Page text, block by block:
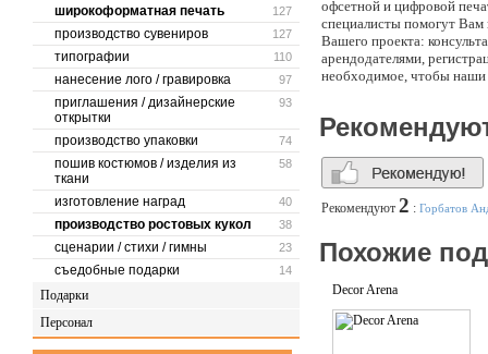
127
широкоформатная печать
127
производство сувениров
110
типографии
97
нанесение лого / гравировка
93
приглашения / дизайнерские
открытки
74
производство упаковки
58
пошив костюмов / изделия из
ткани
40
изготовление наград
38
производство ростовых кукол
23
сценарии / стихи / гимны
14
съедобные подарки
Подарки
Персонал
офсетной и цифровой
специалисты помогут Вам
Вашего проекта:
арендодателями,
необходимое, чтобы наши
Рекомендуют 2 : Горбатов
Похожие
Decor Arena